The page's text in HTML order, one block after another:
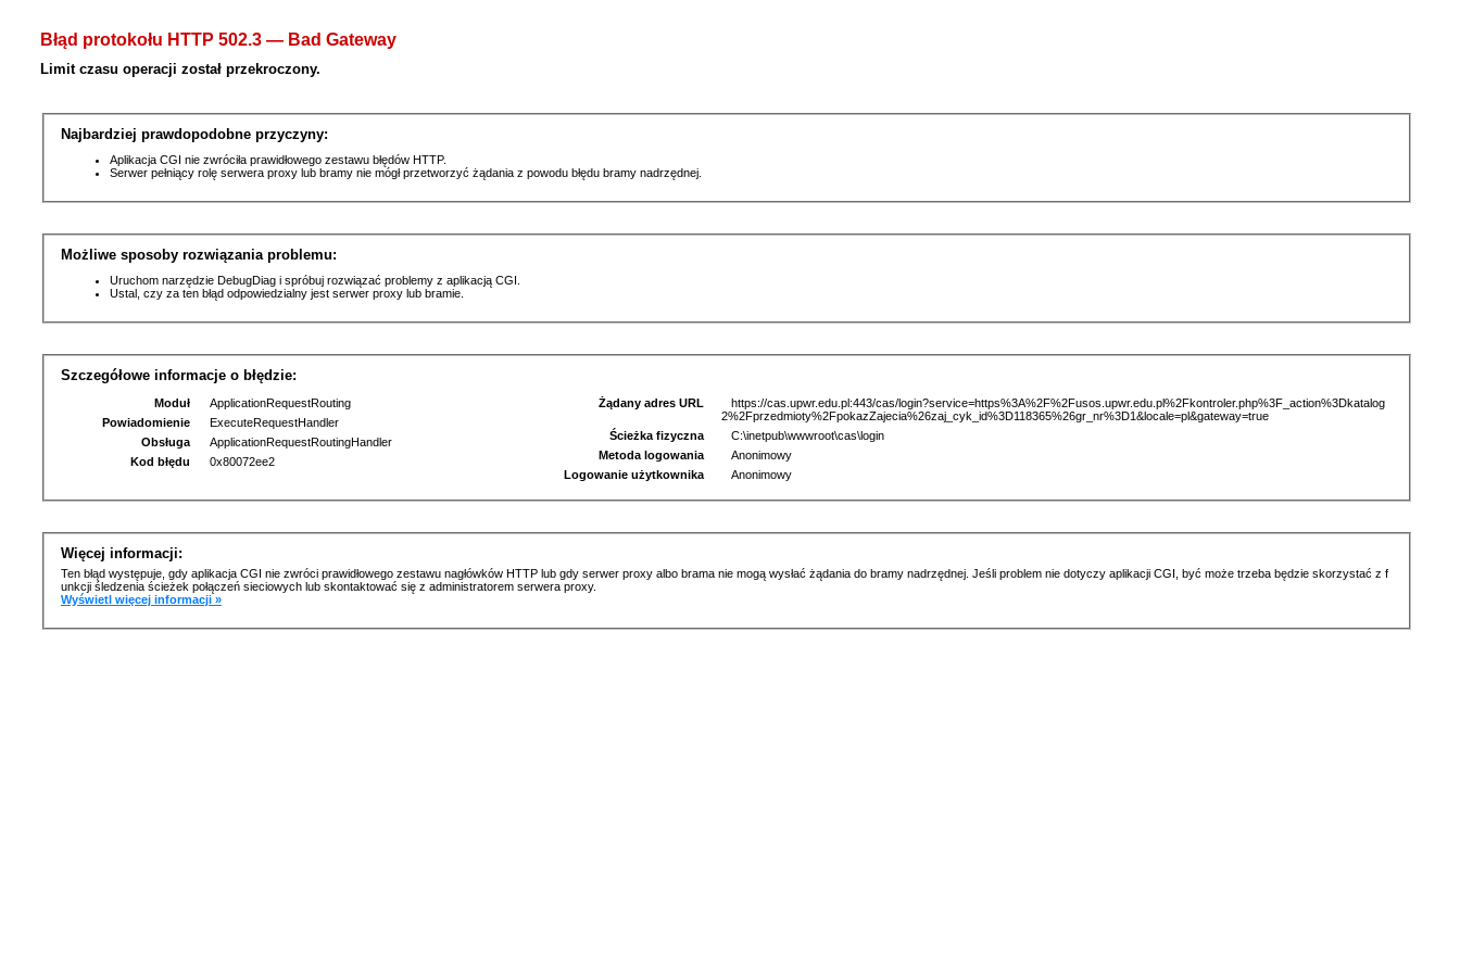
Błąd protokołu HTTP 502.3 — Bad Gateway
Limit czasu operacji został przekroczony.
Najbardziej prawdopodobne przyczyny:
Aplikacja CGI nie zwróciła prawidłowego zestawu błędów HTTP.
Serwer pełniący rolę serwera proxy lub bramy nie mógł przetworzyć żądania z powodu błędu bramy nadrzędnej.
Możliwe sposoby rozwiązania problemu:
Uruchom narzędzie DebugDiag i spróbuj rozwiązać problemy z aplikacją CGI.
Ustal, czy za ten błąd odpowiedzialny jest serwer proxy lub bramie.
Szczegółowe informacje o błędzie:
Moduł
ApplicationRequestRouting
Powiadomienie
ExecuteRequestHandler
Obsługa
ApplicationRequestRoutingHandler
Kod błędu
0x80072ee2
Żądany adres URL
https://cas.upwr.edu.pl:443/cas/login?service=https%3A%2F%2Fusos.upwr.edu.pl%2Fkontroler.php%3F_action%3Dkatalog
2%2Fprzedmioty%2FpokazZajecia%26zaj_cyk_id%3D118365%26gr_nr%3D1&locale=pl&gateway=true
Ścieżka fizyczna
C:\inetpub\wwwroot\cas\login
Metoda logowania
Anonimowy
Logowanie użytkownika
Anonimowy
Więcej informacji:
Ten błąd występuje, gdy aplikacja CGI nie zwróci prawidłowego zestawu nagłówków HTTP lub gdy serwer proxy albo brama nie mogą wysłać żądania do bramy nadrzędnej. Jeśli problem nie dotyczy aplikacji CGI, być może trzeba będzie skorzystać z f
unkcji śledzenia ścieżek połączeń sieciowych lub skontaktować się z administratorem serwera proxy.
Wyświetl więcej informacji »